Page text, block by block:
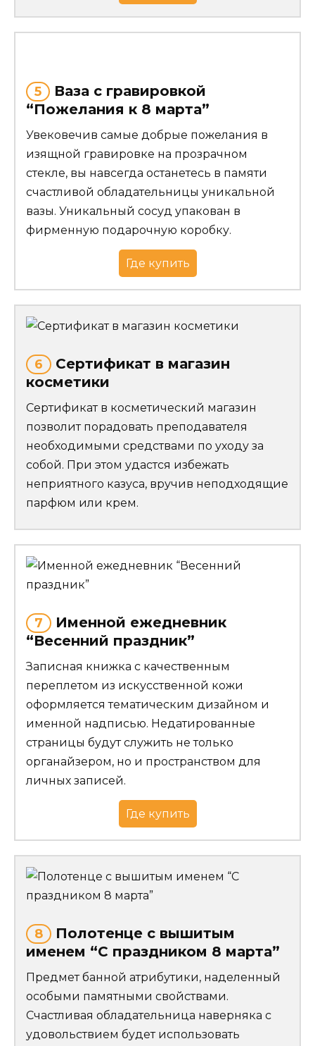
5
Ваза с гравировкой
“Пожелания к 8 марта”
Увековечив самые добрые пожелания в
изящной гравировке на прозрачном
стекле, вы навсегда останетесь в памяти
счастливой обладательницы уникальной
вазы. Уникальный сосуд упакован в
фирменную подарочную коробку.
Где купить
6
Сертификат в магазин
косметики
Сертификат в косметический магазин
позволит порадовать преподавателя
необходимыми средствами по уходу за
собой. При этом удастся избежать
неприятного казуса, вручив неподходящие
парфюм или крем.
7
Именной ежедневник
“Весенний праздник”
Записная книжка с качественным
переплетом из искусственной кожи
оформляется тематическим дизайном и
именной надписью. Недатированные
страницы будут служить не только
органайзером, но и пространством для
личных записей.
Где купить
8
Полотенце с вышитым
именем “С праздником 8 марта”
Предмет банной атрибутики, наделенный
особыми памятными свойствами.
Счастливая обладательница наверняка с
удовольствием будет использовать